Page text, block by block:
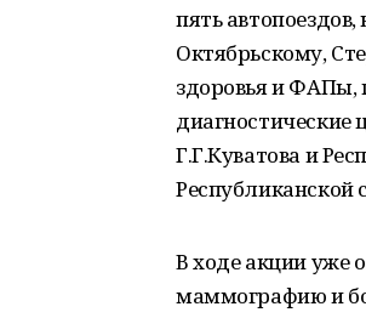
пять
Октябрьскому,
здоровья и
диагностические
Г.Г.Куватова и
Республиканской
В ходе акции уже
маммографию и